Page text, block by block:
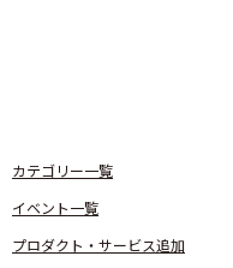
カテゴリー一覧
イベント一覧
プロダクト・サービス追加